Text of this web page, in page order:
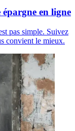
en ligne
pas simple. Suivez
convient le mieux.